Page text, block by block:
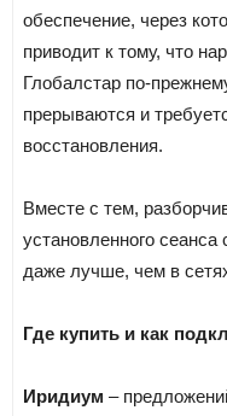
обеспечение, через
приводит к тому, что
Глобалстар по-
прерываются и
восстановления.
Вместе с тем,
установленного
даже лучше, чем в
Где купить и как
Иридиум –